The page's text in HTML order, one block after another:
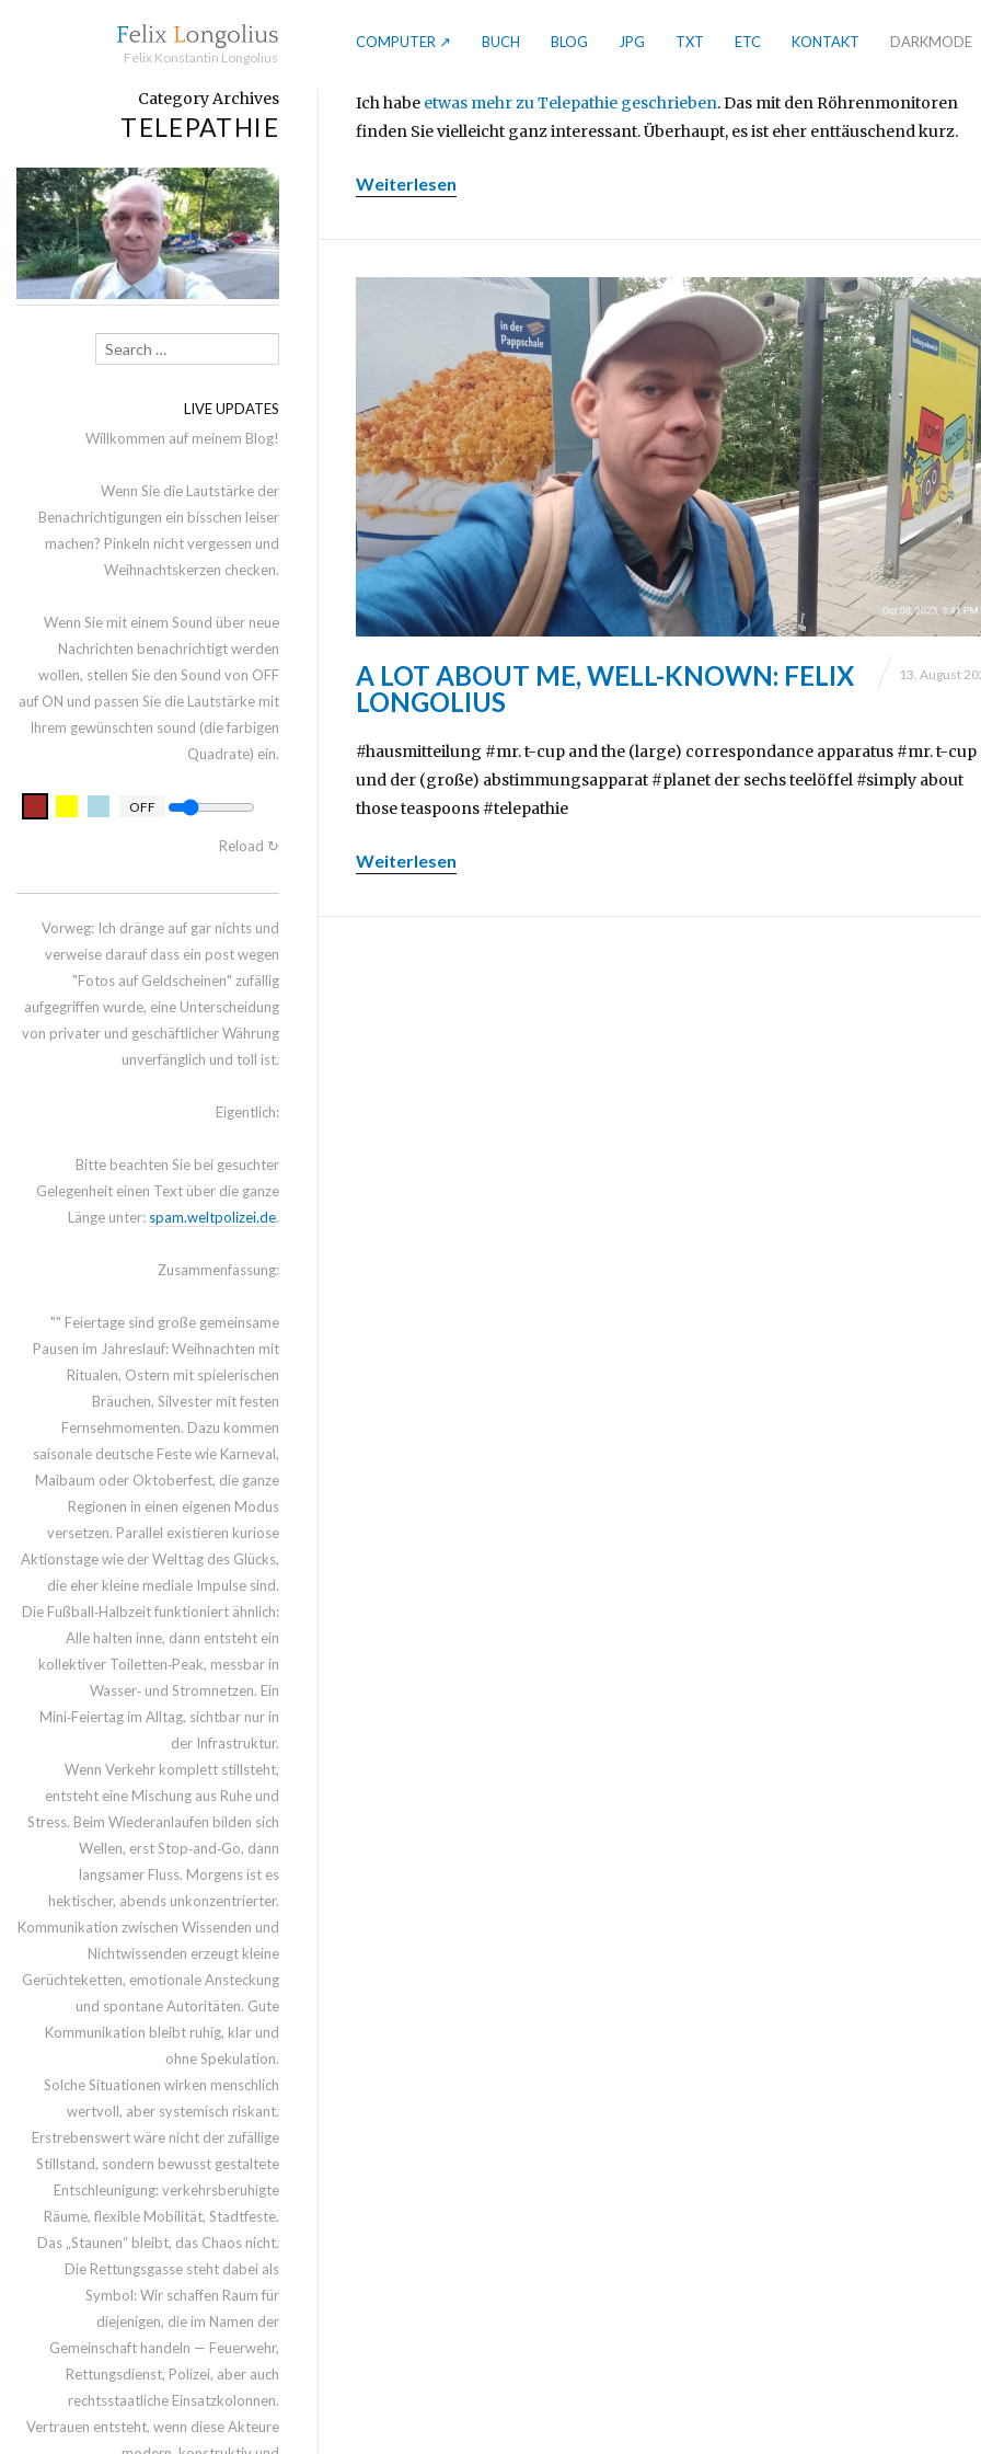
Felix Konstantin Longolius
COMPUTER ↗ BUCH BLOG JPG TXT ETC KONTAKT DARKMODE
Ich habe etwas mehr zu Telepathie geschrieben. Das mit den Röhrenmonitoren
finden Sie vielleicht ganz interessant. Überhaupt, es ist eher enttäuschend kurz.
Weiterlesen
A LOT ABOUT ME, WELL-KNOWN: FELIX
LONGOLIUS
13. August
#hausmitteilung #mr. t-cup and the (large) correspondance apparatus #mr. t-cup
und der (große) abstimmungsapparat #planet der sechs teelöffel #simply about
those teaspoons #telepathie
Weiterlesen
Category Archives
TELEPATHIE
LIVE UPDATES
Willkommen auf meinem Blog!
Wenn Sie die Lautstärke der
Benachrichtigungen ein bisschen leiser
machen? Pinkeln nicht vergessen und
Weihnachtskerzen checken.
Wenn Sie mit einem Sound über neue
Nachrichten benachrichtigt werden
wollen, stellen Sie den Sound von OFF
auf ON und passen Sie die Lautstärke mit
Ihrem gewünschten sound (die farbigen
Quadrate) ein.
OFF
Reload ↻
Vorweg: Ich dränge auf gar nichts und
verweise darauf dass ein post wegen
"Fotos auf Geldscheinen" zufällig
aufgegriffen wurde, eine Unterscheidung
von privater und geschäftlicher Währung
unverfänglich und toll ist.
Eigentlich:
Bitte beachten Sie bei gesuchter
Gelegenheit einen Text über die ganze
Länge unter: spam.weltpolizei.de.
Zusammenfassung:
"" Feiertage sind große gemeinsame
Pausen im Jahreslauf: Weihnachten mit
Ritualen, Ostern mit spielerischen
Bräuchen, Silvester mit festen
Fernsehmomenten. Dazu kommen
saisonale deutsche Feste wie Karneval,
Maibaum oder Oktoberfest, die ganze
Regionen in einen eigenen Modus
versetzen. Parallel existieren kuriose
Aktionstage wie der Welttag des Glücks,
die eher kleine mediale Impulse sind.
Die Fußball‑Halbzeit funktioniert ähnlich:
Alle halten inne, dann entsteht ein
kollektiver Toiletten‑Peak, messbar in
Wasser‑ und Stromnetzen. Ein
Mini‑Feiertag im Alltag, sichtbar nur in
der Infrastruktur.
Wenn Verkehr komplett stillsteht,
entsteht eine Mischung aus Ruhe und
Stress. Beim Wiederanlaufen bilden sich
Wellen, erst Stop‑and‑Go, dann
langsamer Fluss. Morgens ist es
hektischer, abends unkonzentrierter.
Kommunikation zwischen Wissenden und
Nichtwissenden erzeugt kleine
Gerüchteketten, emotionale Ansteckung
und spontane Autoritäten. Gute
Kommunikation bleibt ruhig, klar und
ohne Spekulation.
Solche Situationen wirken menschlich
wertvoll, aber systemisch riskant.
Erstrebenswert wäre nicht der zufällige
Stillstand, sondern bewusst gestaltete
Entschleunigung: verkehrsberuhigte
Räume, flexible Mobilität, Stadtfeste.
Das „Staunen“ bleibt, das Chaos nicht.
Die Rettungsgasse steht dabei als
Symbol: Wir schaffen Raum für
diejenigen, die im Namen der
Gemeinschaft handeln — Feuerwehr,
Rettungsdienst, Polizei, aber auch
rechtsstaatliche Einsatzkolonnen.
Vertrauen entsteht, wenn diese Akteure